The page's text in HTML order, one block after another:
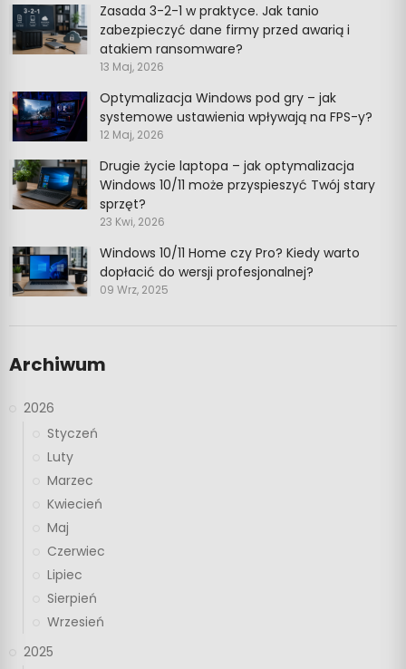
Zasada 3-2-1 w praktyce. Jak tanio
zabezpieczyć dane firmy przed awarią i
atakiem ransomware?
13 Maj, 2026
Optymalizacja Windows pod gry – jak
systemowe ustawienia wpływają na FPS-y?
12 Maj, 2026
Drugie życie laptopa – jak optymalizacja
Windows 10/11 może przyspieszyć Twój stary
sprzęt?
23 Kwi, 2026
Windows 10/11 Home czy Pro? Kiedy warto
dopłacić do wersji profesjonalnej?
09 Wrz, 2025
Archiwum
2026
Styczeń
Luty
Marzec
Kwiecień
Maj
Czerwiec
Lipiec
Sierpień
Wrzesień
2025